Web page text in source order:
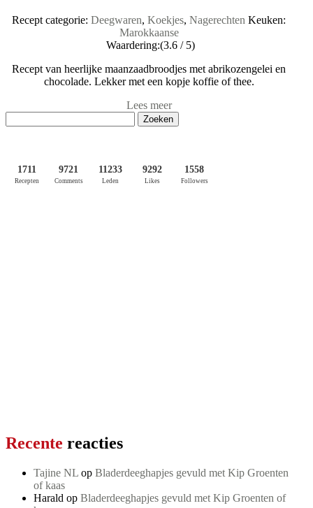
Recept categorie:Deegwaren,Koekjes,Nagerechten Keuken:
Marokkaanse
Waardering:(3.6 / 5)
Recept van heerlijke maanzaadbroodjes met abrikozengelei en
chocolade. Lekker met een kopje koffie of thee.
Lees meer
naar:
1711
Recepten
9721
Comments
11233
Leden
9292
Likes
1558
Followers
Recente reacties
Tajine NL op Bladerdeeghapjes gevuld met Kip Groenten
of kaas
Harald op Bladerdeeghapjes gevuld met Kip Groenten of